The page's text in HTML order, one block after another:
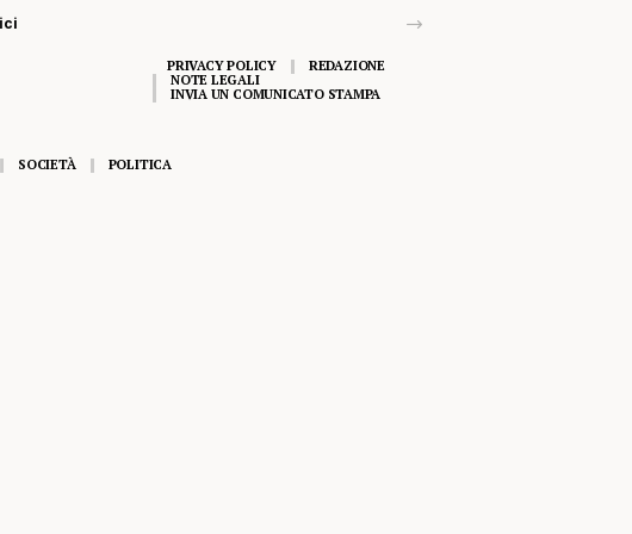
PRIVACY POLICY
REDAZIONE
NOTE LEGALI
INVIA UN COMUNICATO STAMPA
SOCIETÀ POLITICA